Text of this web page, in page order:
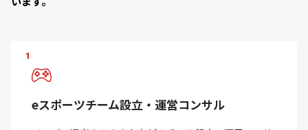
1
eスポーツチーム設立・運営コンサル